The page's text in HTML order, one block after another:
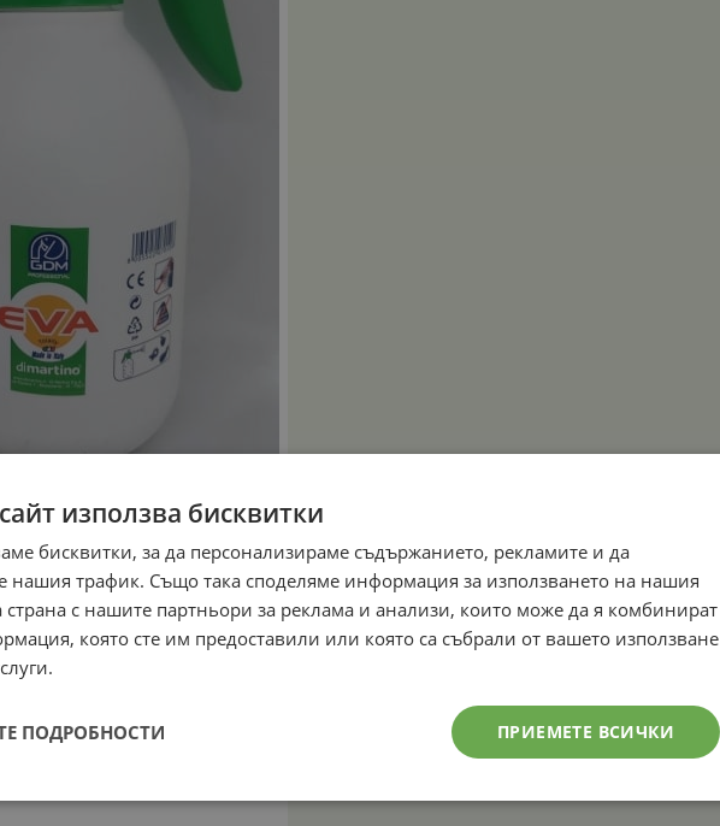
използва бисквитки
бисквитки, за да персонализираме съдържанието, рекламите и да
нашия трафик. Също така споделяме информация за използването на нашия
страна с нашите партньори за реклама и анализи, които може да я комбинират
която сте им предоставили или която са събрали от вашето използване
ПРИЕМЕТЕ ВСИЧКИ
ПОДРОБНОСТИ